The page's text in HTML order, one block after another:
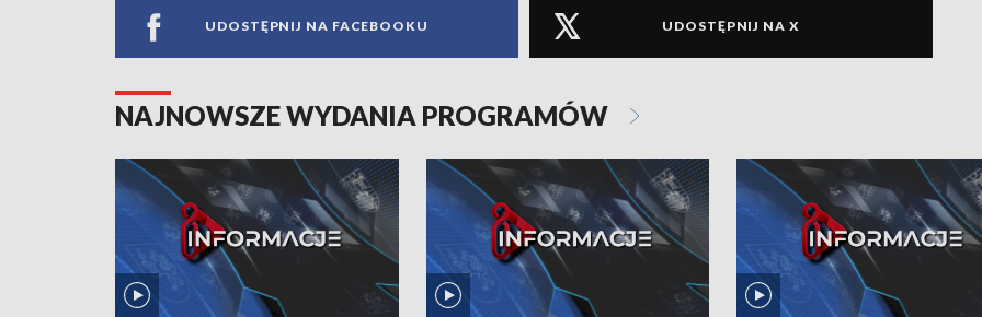
UDOSTĘPNIJ NA FACEBOOKU UDOSTĘPNIJ NA X
NAJNOWSZE WYDANIA PROGRAMÓW